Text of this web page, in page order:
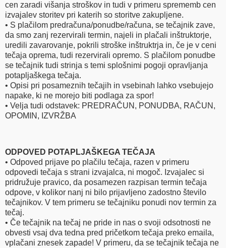
cen zaradi višanja stroškov in tudi v primeru sprememb cen
izvajalev storitev pri katerih so storitve zakupljene.
• S plačilom predračuna/ponudbe/računa, se tečajnik zave,
da smo zanj rezervirali termin, najeli in plačali inštruktorje,
uredili zavarovanje, pokrili stroške inštruktrja in, če je v ceni
tečaja oprema, tudi rezervirali opremo. S plačilom ponudbe
se tečajnik tudi strinja s temi splošnimi pogoji opravljanja
potapljaškega tečaja.
• Opisi pri posameznih tečajih in vsebinah lahko vsebujejo
napake, ki ne morejo biti podlaga za spor!
• Velja tudi odstavek: PREDRAČUN, PONUDBA, RAČUN,
OPOMIN, IZVRŽBA
ODPOVED POTAPLJAŠKEGA TEČAJA
• Odpoved prijave po plačilu tečaja, razen v primeru
odpovedi tečaja s strani izvajalca, ni mogoč. Izvajalec si
pridružuje pravico, da posamezen razpisan termin tečaja
odpove, v kolikor nanj ni bilo prijavljeno zadostno število
tečajnikov. V tem primeru se tečajniku ponudi nov termin za
tečaj.
• Če tečajnik na tečaj ne pride in nas o svoji odsotnosti ne
obvesti vsaj dva tedna pred pričetkom tečaja preko emaila,
vplačani znesek zapade! V primeru, da se tečajnik tečaja ne